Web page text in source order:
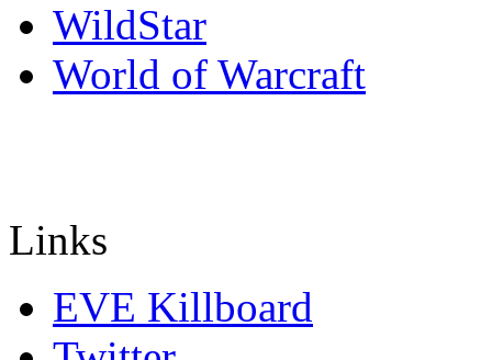
WildStar
World of Warcraft
Links
EVE Killboard